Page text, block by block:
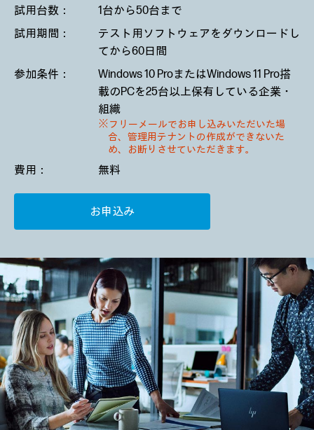
試用台数：
1台から50台まで
試用期間：
テスト用ソフトウェアをダウンロードし
てから60日間
参加条件：
Windows 10 ProまたはWindows 11 Pro搭
載のPCを25台以上保有している企業・
組織
※フリーメールでお申し込みいただいた場
合、管理用テナントの作成ができないた
め、お断りさせていただきます。
費用： 無料
お申込み